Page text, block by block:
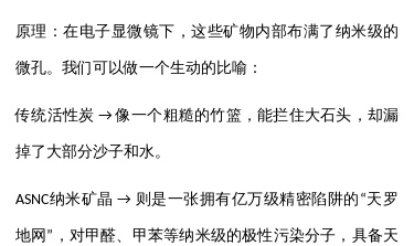
原理：在电子显微镜下，这些矿物内部布满了纳米级的
微孔。我们可以做一个生动的比喻：
传统活性炭 → 像一个粗糙的竹篮，能拦住大石头，却漏
掉了大部分沙子和水。
ASNC纳米矿晶 → 则是一张拥有亿万级精密陷阱的“天罗
地网”，对甲醛、甲苯等纳米级的极性污染分子，具备天